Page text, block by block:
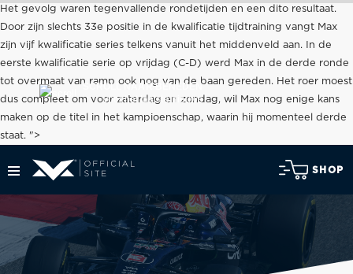
Het gevolg waren tegenvallende rondetijden en een dito resultaat.
Door zijn slechts 33e positie in de kwalificatie tijdtraining vangt Max
zijn vijf kwalificatie series telkens vanuit het middenveld aan. In de
eerste kwalificatie serie op vrijdag (C-D) werd Max in de derde ronde
tot overmaat van ramp ook nog van de baan gereden. Het roer moest
dus compleet om voor zaterdag en zondag, wil Max nog enige kans
maken op de titel in het kampioenschap, waarin hij momenteel derde
staat. ">
SHOP
SCROLL NAAR BENEDEN
voor het laatste nieuws